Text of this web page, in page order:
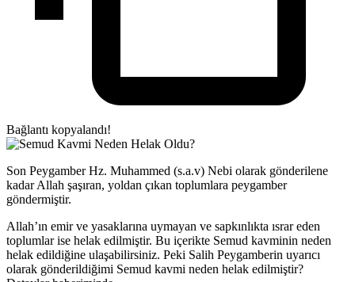
Bağlantı kopyalandı!
Son Peygamber Hz. Muhammed (s.a.v) Nebi olarak gönderilene
kadar Allah şaşıran, yoldan çıkan toplumlara peygamber
göndermiştir.
Allah’ın emir ve yasaklarına uymayan ve sapkınlıkta ısrar eden
toplumlar ise helak edilmiştir. Bu içerikte Semud kavminin neden
helak edildiğine ulaşabilirsiniz. Peki Salih Peygamberin uyarıcı
olarak gönderildiğimi Semud kavmi neden helak edilmiştir?